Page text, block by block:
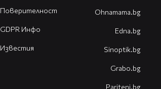
Поверителност
GDPR Инфо
Известия
Оhnamama.bg
Edna.bg
Sinoptik.bg
Grabo.bg
Pariteni.bg